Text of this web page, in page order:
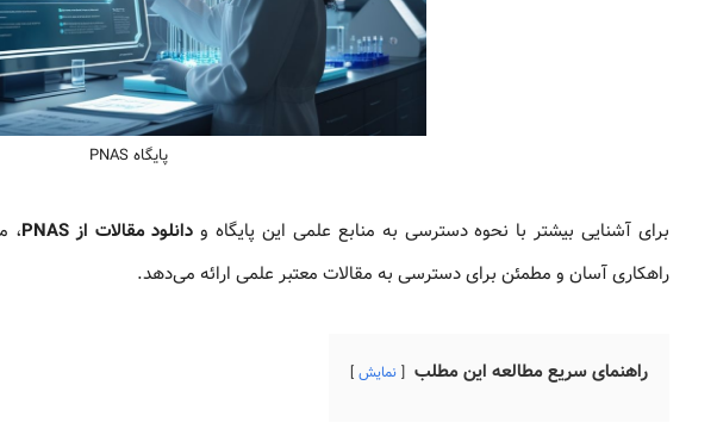
پایگاه PNAS
برای آشنایی بیشتر با نحوه دسترسی به منابع علمی این پایگاه و دانلود مقالات از PNAS ،
راهکاری آسان و مطمئن برای دسترسی به مقالات معتبر علمی ارائه می‌دهد.
راهنمای سریع مطالعه این مطلب نمایش